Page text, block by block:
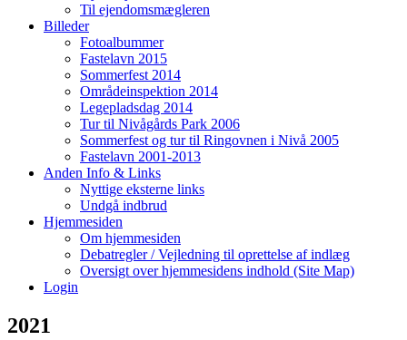
Til ejendomsmægleren
Billeder
Fotoalbummer
Fastelavn 2015
Sommerfest 2014
Områdeinspektion 2014
Legepladsdag 2014
Tur til Nivågårds Park 2006
Sommerfest og tur til Ringovnen i Nivå 2005
Fastelavn 2001-2013
Anden Info & Links
Nyttige eksterne links
Undgå indbrud
Hjemmesiden
Om hjemmesiden
Debatregler / Vejledning til oprettelse af indlæg
Oversigt over hjemmesidens indhold (Site Map)
Login
2021